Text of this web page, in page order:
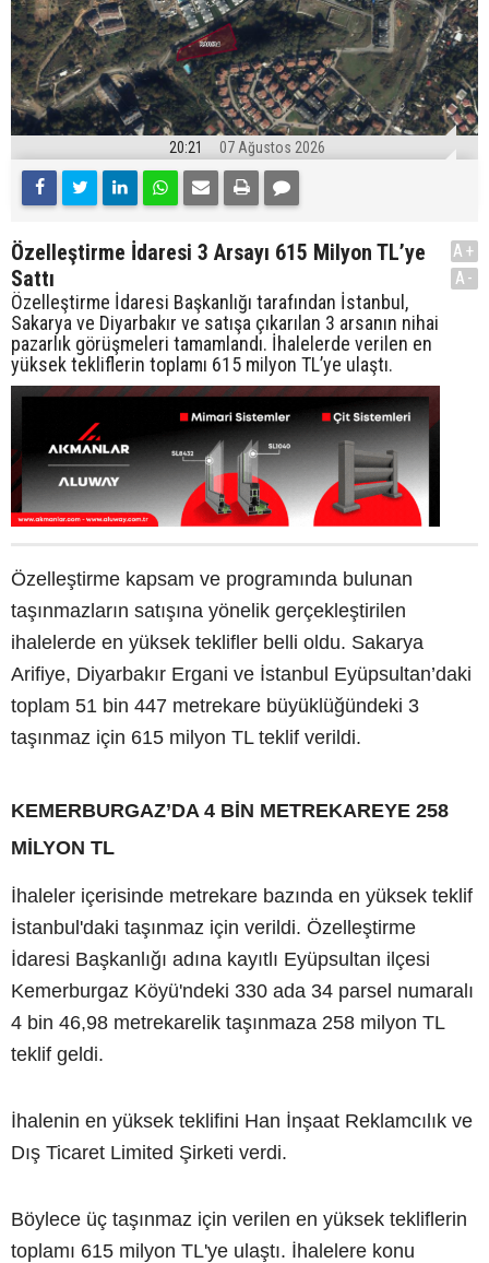
20:21 07 Ağustos 2026
Özelleştirme İdaresi 3 Arsayı 615 Milyon TL’ye
Sattı
Özelleştirme İdaresi Başkanlığı tarafından İstanbul,
Sakarya ve Diyarbakır ve satışa çıkarılan 3 arsanın nihai
pazarlık görüşmeleri tamamlandı. İhalelerde verilen en
yüksek tekliflerin toplamı 615 milyon TL’ye ulaştı.
A+
A-
Özelleştirme kapsam ve programında bulunan
taşınmazların satışına yönelik gerçekleştirilen
ihalelerde en yüksek teklifler belli oldu. Sakarya
Arifiye, Diyarbakır Ergani ve İstanbul Eyüpsultan’daki
toplam 51 bin 447 metrekare büyüklüğündeki 3
taşınmaz için 615 milyon TL teklif verildi.
KEMERBURGAZ’DA 4 BİN METREKAREYE 258
MİLYON TL
İhaleler içerisinde metrekare bazında en yüksek teklif
İstanbul'daki taşınmaz için verildi. Özelleştirme
İdaresi Başkanlığı adına kayıtlı Eyüpsultan ilçesi
Kemerburgaz Köyü'ndeki 330 ada 34 parsel numaralı
4 bin 46,98 metrekarelik taşınmaza 258 milyon TL
teklif geldi.
İhalenin en yüksek teklifini Han İnşaat Reklamcılık ve
Dış Ticaret Limited Şirketi verdi.
Böylece üç taşınmaz için verilen en yüksek tekliflerin
toplamı 615 milyon TL'ye ulaştı. İhalelere konu